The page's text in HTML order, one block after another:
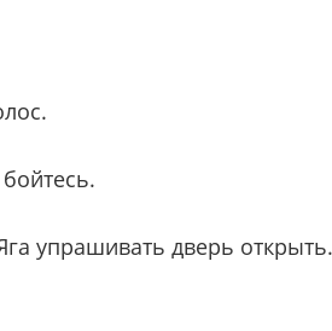
упрашивать дверь